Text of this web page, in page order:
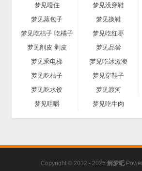
梦见噎住
梦见没穿鞋
梦见蒸包子
梦见换鞋
梦见吃桔子 吃橘子
梦见吃红枣
梦见削皮 剥皮
梦见品尝
梦见乘电梯
梦见吃冰激凌
梦见吃桔子
梦见穿鞋子
梦见吃水饺
梦见渡河
梦见咀嚼
梦见吃牛肉
Copyright © 2012 - 2025 解梦吧